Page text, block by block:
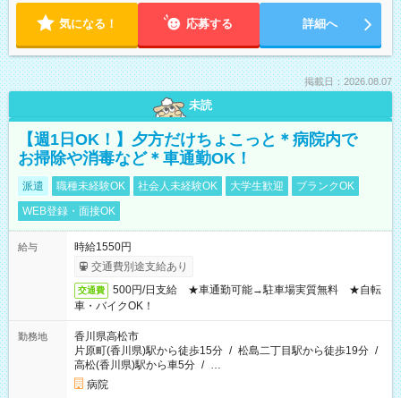
気になる！ 応募する 詳細へ
掲載日：2026.08.07
未読
【週1日OK！】夕方だけちょこっと＊病院内で
お掃除や消毒など＊車通勤OK！
派遣 職種未経験OK 社会人未経験OK 大学生歓迎
ブランクOK
WEB登録・面接OK
給与
時給1550円
交通費別途支給あり
交通費
500円/日支給 ★車通勤可能→駐車場実質無料 ★自転
車・バイクOK！
勤務地
香川県高松市
片原町(香川県)駅から徒歩15分 / 松島二丁目駅から徒歩19分 /
高松(香川県)駅から車5分 / …
病院